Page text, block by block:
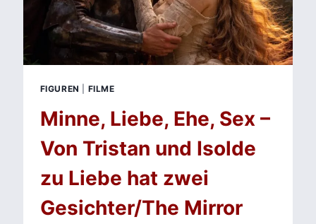
FIGUREN FILME
Minne, Liebe, Ehe, Sex –
Von Tristan und Isolde
zu Liebe hat zwei
Gesichter/The Mirror